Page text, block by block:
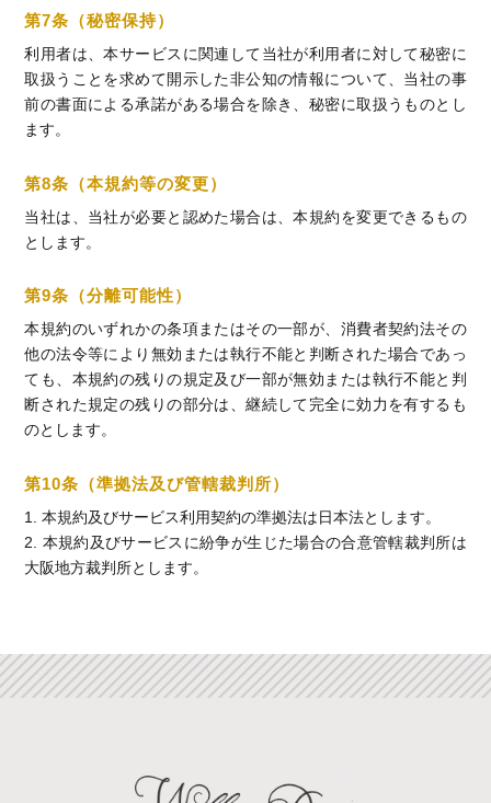
第7条（秘密保持）
利用者は、本サービスに関連して当社が利用者に対して秘密に
取扱うことを求めて開示した非公知の情報について、当社の事
前の書面による承諾がある場合を除き、秘密に取扱うものとし
ます。
第8条（本規約等の変更）
当社は、当社が必要と認めた場合は、本規約を変更できるもの
とします。
第9条（分離可能性）
本規約のいずれかの条項またはその一部が、消費者契約法その
他の法令等により無効または執行不能と判断された場合であっ
ても、本規約の残りの規定及び一部が無効または執行不能と判
断された規定の残りの部分は、継続して完全に効力を有するも
のとします。
第10条（準拠法及び管轄裁判所）
1. 本規約及びサービス利用契約の準拠法は日本法とします。
2. 本規約及びサービスに紛争が生じた場合の合意管轄裁判所は
大阪地方裁判所とします。